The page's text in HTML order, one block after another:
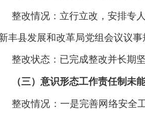
整改情况：立行立改，安排专
新丰县发展和改革局党组会议议
整改状态：已完成整改并长期坚
（三）意识形态工作责任制未
整改情况：一是完善网络安全